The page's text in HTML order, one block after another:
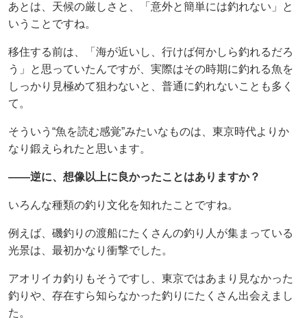
あとは、天候の厳しさと、「意外と簡単には釣れない」と
いうことですね。
移住する前は、「海が近いし、行けば何かしら釣れるだろ
う」と思っていたんですが、実際はその時期に釣れる魚を
しっかり見極めて狙わないと、普通に釣れないことも多く
て。
そういう“魚を読む感覚”みたいなものは、東京時代よりか
なり鍛えられたと思います。
——逆に、想像以上に良かったことはありますか？
いろんな種類の釣り文化を知れたことですね。
例えば、磯釣りの渡船にたくさんの釣り人が集まっている
光景は、最初かなり衝撃でした。
アオリイカ釣りもそうですし、東京ではあまり見なかった
釣りや、存在すら知らなかった釣りにたくさん出会えまし
た。